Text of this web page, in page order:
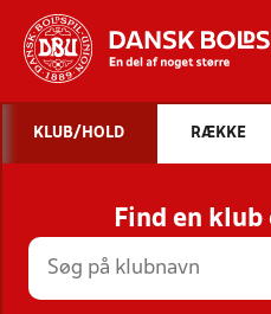
STILLINGER,
KLUB/HOLD RÆKKE
Find en